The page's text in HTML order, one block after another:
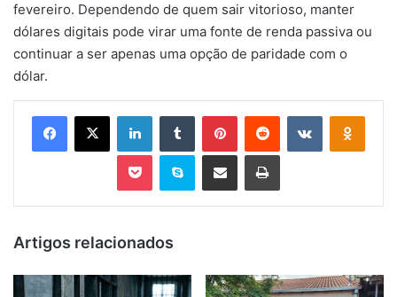
fevereiro. Dependendo de quem sair vitorioso, manter
dólares digitais pode virar uma fonte de renda passiva ou
continuar a ser apenas uma opção de paridade com o
dólar.
Facebook
X LinkedinTumblr PinterestReddit VK OK
Pocket Skype Compartilhar via e-mail Imprimir
Artigos relacionados